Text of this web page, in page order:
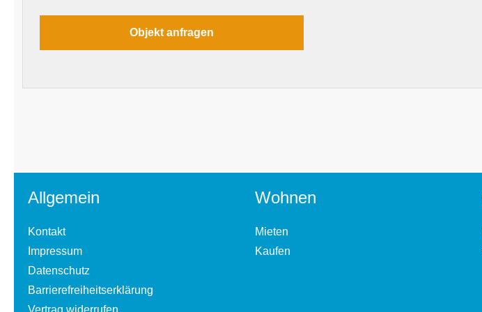
Allgemein
Kontakt
Impressum
Datenschutz
Barrierefreiheitserklärung
Vertrag widerrufen
Wohnen
Mieten
Kaufen